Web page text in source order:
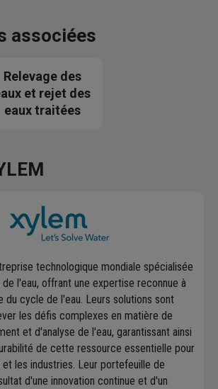
associées
Relevage des
et rejet des
eaux traitées
technologique mondiale spécialisée
l'eau, offrant une expertise reconnue à
du cycle de l'eau. Leurs solutions sont
les défis complexes en matière de
et d'analyse de l'eau, garantissant ainsi
de cette ressource essentielle pour
les industries. Leur portefeuille de
d'une innovation continue et d'un